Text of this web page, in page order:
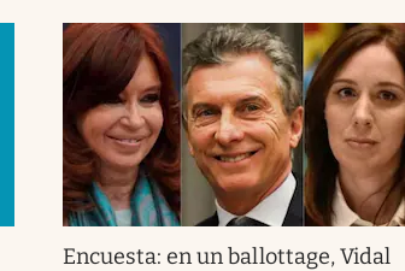
Encuesta: en un ballottage, Vidal